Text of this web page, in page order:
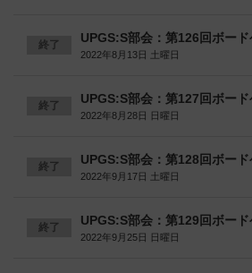
終了 UPGS:S部会：第126回ボー
2022年8月13日 土曜日
終了 UPGS:S部会：第127回ボー
2022年8月28日 日曜日
終了 UPGS:S部会：第128回ボー
2022年9月17日 土曜日
終了 UPGS:S部会：第129回ボー
2022年9月25日 日曜日